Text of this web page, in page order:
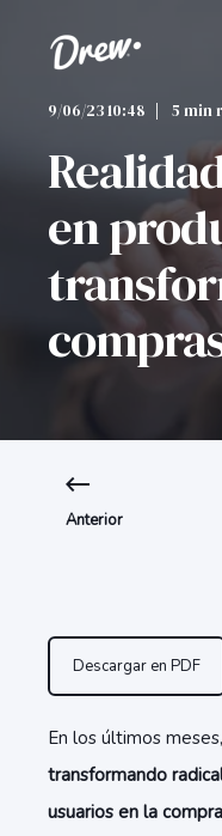
9/06/23 10:48 5 min
en
Anterior
Descargar en PDF
En los últimos
transformando
usuarios en la